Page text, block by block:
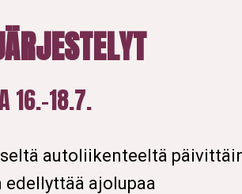
16.–18.7.
autoliikenteeltä
edellyttää ajolupaa